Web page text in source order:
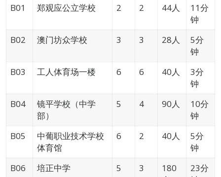
B01
郑观应公立学校 2 2 44人
11分
钟
B02
澳门坊众学校 3 3 28人
5分
钟
B03
工人体育场一楼 6 6 40人
3分
钟
B04
镜平学校（中学
部）
5 4 90人
10分
钟
B05
中葡职业技术学校
体育馆
6 2 40人
5分
钟
B06
培正中学 5 3
180
23分